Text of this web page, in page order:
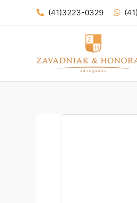
(41)3223-0329